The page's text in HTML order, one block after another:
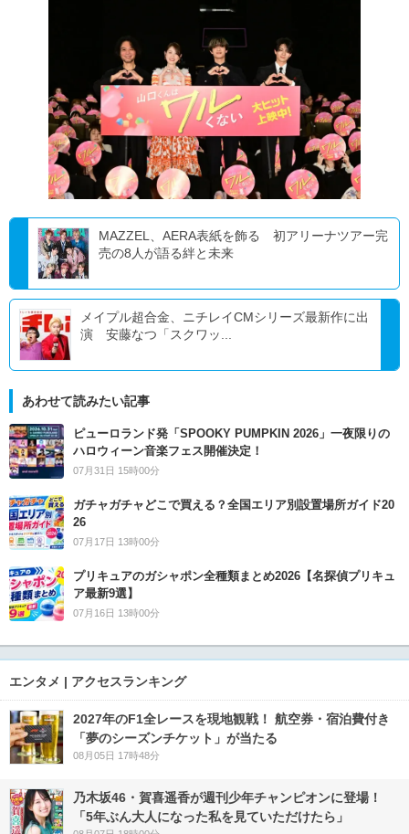
MAZZEL、AERA表紙を飾る 初アリーナツアー完
売の8人が語る絆と未来
メイプル超合金、ニチレイCMシリーズ最新作に出
演 安藤なつ「スクワッ...
あわせて読みたい記事
ピューロランド発「SPOOKY PUMPKIN 2026」一夜限りの
ハロウィーン音楽フェス開催決定！
07月31日 15時00分
ガチャガチャどこで買える？全国エリア別設置場所ガイド20
26
07月17日 13時00分
プリキュアのガシャポン全種類まとめ2026【名探偵プリキュ
ア最新9選】
07月16日 13時00分
エンタメ | アクセスランキング
2027年のF1全レースを現地観戦！ 航空券・宿泊費付き
「夢のシーズンチケット」が当たる
08月05日 17時48分
乃木坂46・賀喜遥香が週刊少年チャンピオンに登場！
「5年ぶん大人になった私を見ていただけたら」